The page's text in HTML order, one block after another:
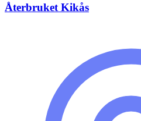
Återbruket Kikås